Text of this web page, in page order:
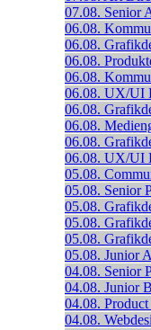
07.08. Senior
06.08.
06.08.
06.08.
06.08.
06.08. UX/UI
06.08.
06.08.
06.08.
06.08. UX/UI
05.08.
05.08. Senior
05.08.
05.08.
05.08.
05.08. Junior
04.08. Senior
04.08. Junior
04.08.
04.08.